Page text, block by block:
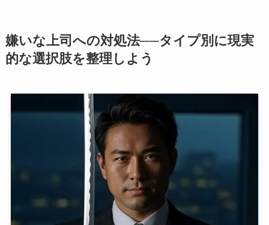
嫌いな上司への対処法──タイプ別に現実
的な選択肢を整理しよう